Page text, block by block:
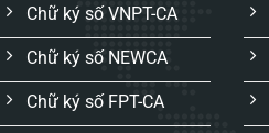
Chữ ký số VNPT-CA
Chữ ký số NEWCA
Chữ ký số FPT-CA